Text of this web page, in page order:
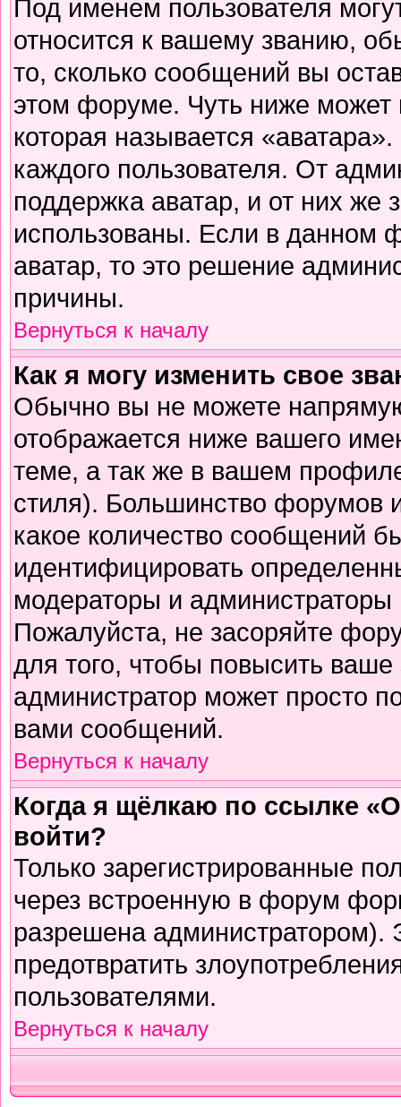
Под именем пользователя
относится к вашему званию,
то, сколько сообщений вы
этом форуме. Чуть ниже может
которая называется
каждого пользователя. От
поддержка аватар, и от них же
использованы. Если в данном
аватар, то это решение
причины.
Вернуться к началу
Как я могу изменить свое
Обычно вы не можете
отображается ниже вашего
теме, а так же в вашем
стиля). Большинство форумов
какое количество сообщений
идентифицировать
модераторы и
Пожалуйста, не засоряйте
для того, чтобы повысить
администратор может просто
вами сообщений.
Вернуться к началу
Когда я щёлкаю по ссылке
войти?
Только зарегистрированные
через встроенную в форум
разрешена администратором).
предотвратить
пользователями.
Вернуться к началу